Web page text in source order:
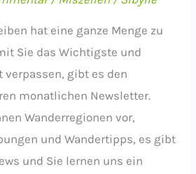
hat eine ganze Menge zu
Sie das Wichtigste und
verpassen, gibt es den
monatlichen Newsletter.
Wanderregionen vor,
und Wandertipps, es gibt
und Sie lernen uns ein